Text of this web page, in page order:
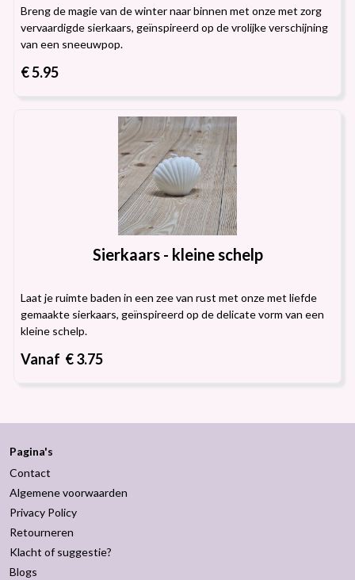
Breng de magie van de winter naar binnen met onze met zorg
vervaardigde sierkaars, geïnspireerd op de vrolijke verschijning
van een sneeuwpop.
€ 5.95
Sierkaars - kleine schelp
Laat je ruimte baden in een zee van rust met onze met liefde
gemaakte sierkaars, geïnspireerd op de delicate vorm van een
kleine schelp.
Vanaf € 3.75
Pagina's
Contact
Algemene voorwaarden
Privacy Policy
Retourneren
Klacht of suggestie?
Blogs